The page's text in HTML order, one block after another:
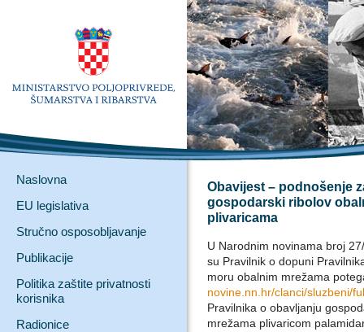
Naslovna
EU legislativa
Stručno osposobljavanje
Publikacije
Politika zaštite privatnosti
korisnika
Radionice
Obavijest – podnošenje
gospodarski ribolov
plivaricama
U Narodnim novinama broj
su Pravilnik o dopuni
moru obalnim mrežama
novine.nn.hr/clanci/sluzbeni/
Pravilnika o obavljanju
mrežama plivaricom